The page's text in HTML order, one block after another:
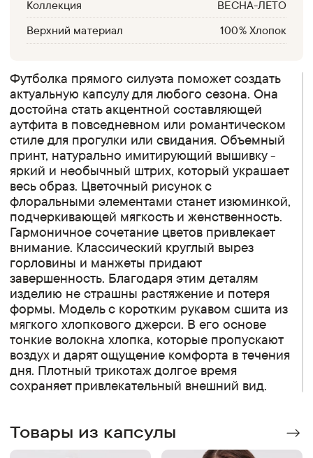
Футболка прямого силуэта поможет создать
актуальную капсулу для любого сезона. Она
достойна стать акцентной составляющей
аутфита в повседневном или романтическом
стиле для прогулки или свидания. Объемный
принт, натурально имитирующий вышивку -
яркий и необычный штрих, который украшает
весь образ. Цветочный рисунок с
флоральными элементами станет изюминкой,
подчеркивающей мягкость и женственность.
Гармоничное сочетание цветов привлекает
внимание. Классический круглый вырез
горловины и манжеты придают
завершенность. Благодаря этим деталям
изделию не страшны растяжение и потеря
формы. Модель с коротким рукавом сшита из
мягкого хлопкового джерси. В его основе
тонкие волокна хлопка, которые пропускают
воздух и дарят ощущение комфорта в течения
дня. Плотный трикотаж долгое время
сохраняет привлекательный внешний вид.
Коллекция
ВЕСНА-ЛЕТО
Верхний материал
100% Хлопок
Товары из капсулы